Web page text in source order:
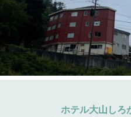
ホテル大山しろ